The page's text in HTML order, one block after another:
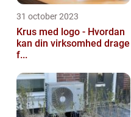
31 october 2023
Krus med logo - Hvordan
kan din virksomhed drage
f...